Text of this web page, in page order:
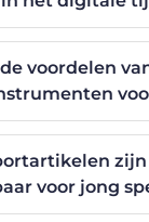
voordelen
zijn
voor jong